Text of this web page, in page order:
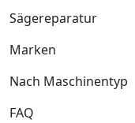
Sägereparatur
Marken
Nach Maschinentyp
FAQ